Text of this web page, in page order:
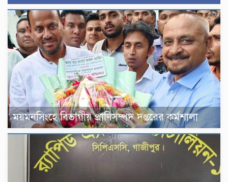
ময়মনসিংহে বিভাগীয় প্রাণিসম্পদ দপ্তরের কর্মশালা